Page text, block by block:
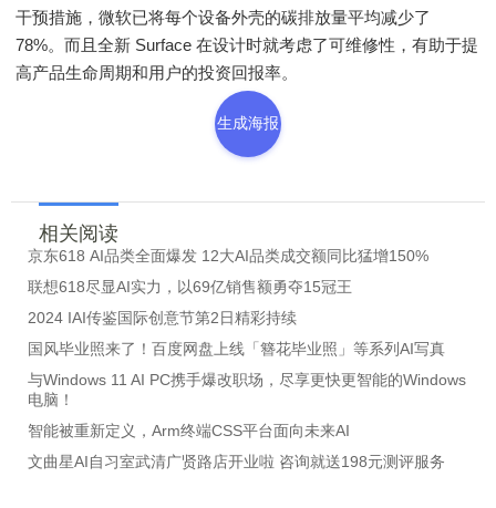
干预措施，微软已将每个设备外壳的碳排放量平均减少了
78%。而且全新 Surface 在设计时就考虑了可维修性，有助于提
高产品生命周期和用户的投资回报率。
生成海报
相关阅读
京东618 AI品类全面爆发 12大AI品类成交额同比猛增150%
联想618尽显AI实力，以69亿销售额勇夺15冠王
2024 IAI传鉴国际创意节第2日精彩持续
国风毕业照来了！百度网盘上线「簪花毕业照」等系列AI写真
与Windows 11 AI PC携手爆改职场，尽享更快更智能的Windows
电脑！
智能被重新定义，Arm终端CSS平台面向未来AI
文曲星AI自习室武清广贤路店开业啦 咨询就送198元测评服务